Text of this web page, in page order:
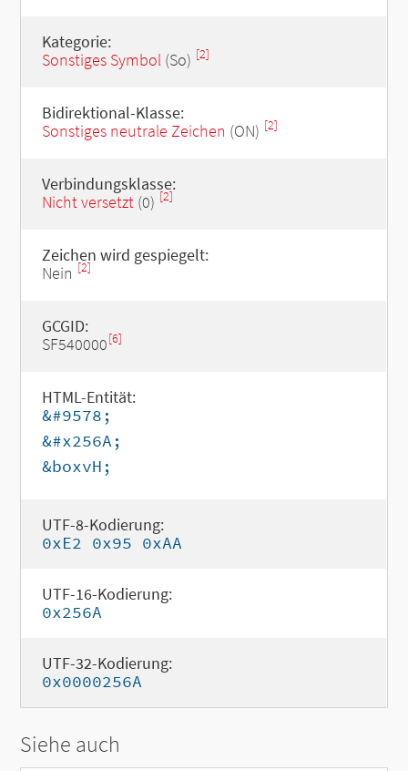
Kategorie:
Sonstiges Symbol(So) [2]
Bidirektional-Klasse:
Sonstiges neutrale Zeichen (ON) [2]
Verbindungsklasse:
Nicht versetzt(0) [2]
Zeichen wird gespiegelt:
Nein [2]
GCGID:
SF540000[6]
HTML-Entität:
&#9578;
&#x256A;
&boxvH;
UTF-8-Kodierung:
0xE2 0x95 0xAA
UTF-16-Kodierung:
0x256A
UTF-32-Kodierung:
0x0000256A
Siehe auch